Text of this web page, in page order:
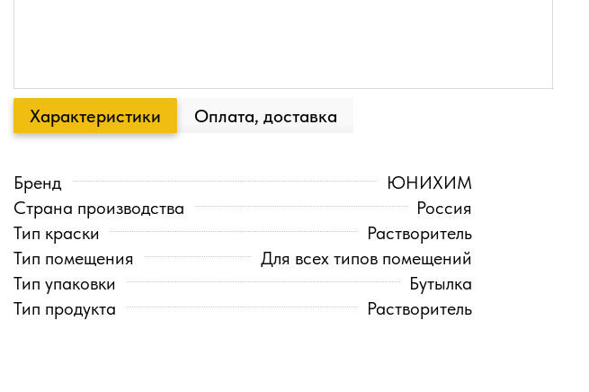
Характеристики Оплата, доставка
Бренд
ЮНИХИМ
Страна производства
Россия
Тип краски
Растворитель
Тип помещения
Для всех типов помещений
Тип упаковки
Бутылка
Тип продукта
Растворитель